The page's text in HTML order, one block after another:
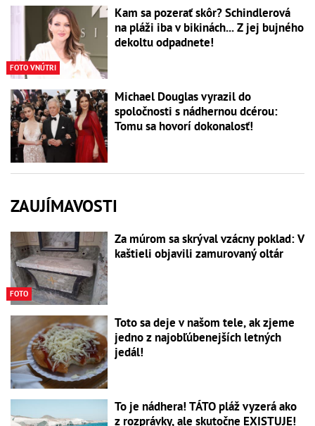
FOTO VNÚTRI
Kam sa pozerať skôr? Schindlerová
na pláži iba v bikinách... Z jej bujného
dekoltu odpadnete!
Michael Douglas vyrazil do
spoločnosti s nádhernou dcérou:
Tomu sa hovorí dokonalosť!
ZAUJÍMAVOSTI
FOTO
Za múrom sa skrýval vzácny poklad: V
kaštieli objavili zamurovaný oltár
Toto sa deje v našom tele, ak zjeme
jedno z najobľúbenejších letných
jedál!
To je nádhera! TÁTO pláž vyzerá ako
z rozprávky, ale skutočne EXISTUJE!